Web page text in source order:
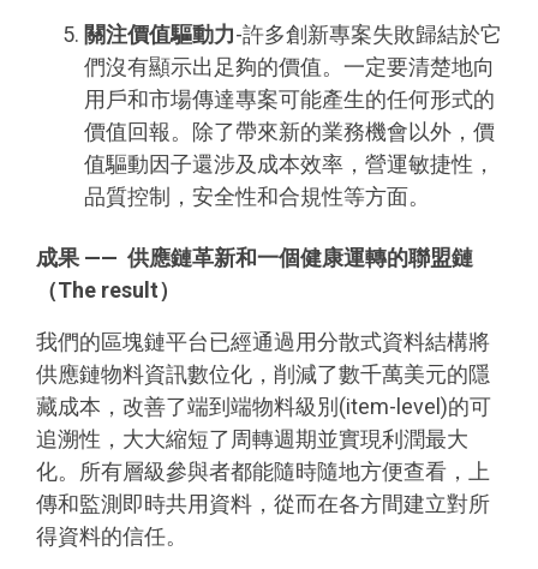
關注價值驅動力-許多創新專案失敗歸結於它
們沒有顯示出足夠的價值。一定要清楚地向
用戶和市場傳達專案可能產生的任何形式的
價值回報。除了帶來新的業務機會以外，價
值驅動因子還涉及成本效率，營運敏捷性，
品質控制，安全性和合規性等方面。
成果 —— 供應鏈革新和一個健康運轉的聯盟鏈
（The result）
我們的區塊鏈平台已經通過用分散式資料結構將
供應鏈物料資訊數位化，削減了數千萬美元的隱
藏成本，改善了端到端物料級別(item-level)的可
追溯性，大大縮短了周轉週期並實現利潤最大
化。所有層級參與者都能隨時隨地方便查看，上
傳和監測即時共用資料，從而在各方間建立對所
得資料的信任。